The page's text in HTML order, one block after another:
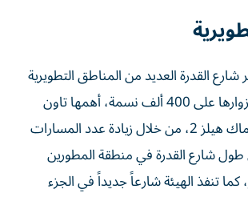
القدرة العديد من المناطق التطويرية
يزيد عدد سكانها وزوارها على 400 ألف نسمة، أهمها تاون
سكوير، وميرا، وداماك هيلز 2، من خلال زيادة عدد المسارات
شارع القدرة في منطقة المطورين
كما تنفذ الهيئة شارعاً جديداً في الجزء